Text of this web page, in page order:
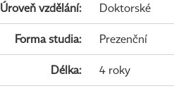
Úroveň vzdělání: Doktorské
Forma studia: Prezenční
Délka: 4 roky